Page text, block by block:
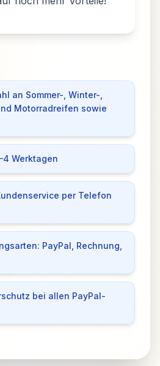
an Sommer-, Winter-,
Motorradreifen sowie
Werktagen
per Telefon
PayPal, Rechnung,
bei allen PayPal-